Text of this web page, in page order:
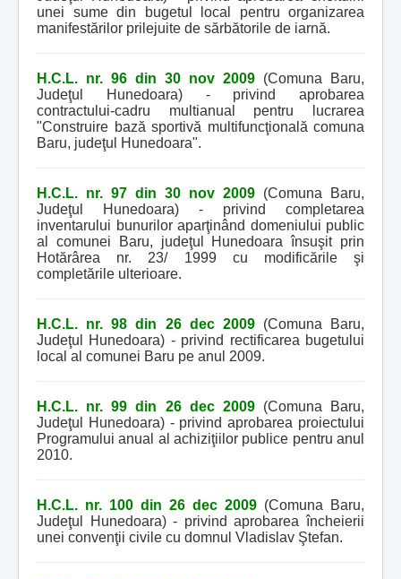
unei sume din bugetul local pentru organizarea
manifestărilor prilejuite de sărbătorile de iarnă.
H.C.L. nr. 96 din 30 nov 2009 (Comuna Baru,
Judeţul Hunedoara) - privind aprobarea
contractului-cadru multianual pentru lucrarea
"Construire bază sportivă multifuncţională comuna
Baru, judeţul Hunedoara".
H.C.L. nr. 97 din 30 nov 2009 (Comuna Baru,
Judeţul Hunedoara) - privind completarea
inventarului bunurilor aparţinând domeniului public
al comunei Baru, judeţul Hunedoara însuşit prin
Hotărârea nr. 23/ 1999 cu modificările şi
completările ulterioare.
H.C.L. nr. 98 din 26 dec 2009(Comuna Baru,
Judeţul Hunedoara) - privind rectificarea bugetului
local al comunei Baru pe anul 2009.
H.C.L. nr. 99 din 26 dec 2009(Comuna Baru,
Judeţul Hunedoara) - privind aprobarea proiectului
Programului anual al achiziţiilor publice pentru anul
2010.
H.C.L. nr. 100 din 26 dec 2009 (Comuna Baru,
Judeţul Hunedoara) - privind aprobarea încheierii
unei convenţii civile cu domnul Vladislav Ştefan.